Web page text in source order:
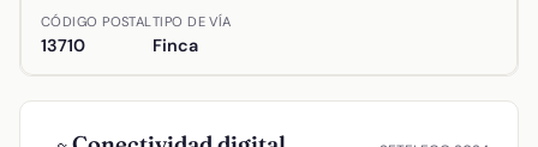
Ubicación de Sotillo (El) en Argamasilla de Alba, Ciudad
CÓDIGO POSTAL
13710
TIPO DE VÍA
Finca